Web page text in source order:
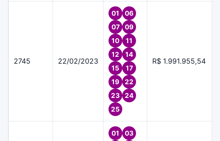
2745 22/02/2023
01
06
07
09
10
11
12
14
15
17
19
22
23
24
25
R$ 1.991.955,54
01
03